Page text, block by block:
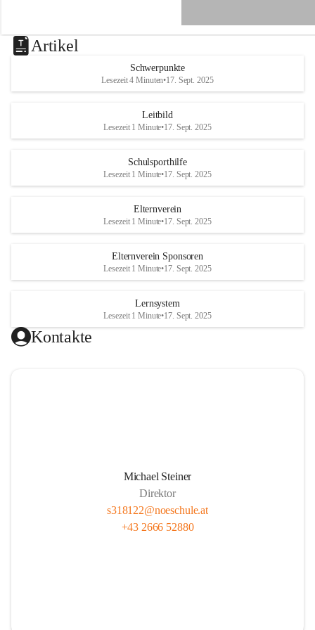
u
a
e
x
Artikel
Schwerpunkte
Lesezeit 4 Minuten•17. Sept. 2025
Leitbild
Lesezeit 1 Minute•17. Sept. 2025
Schulsporthilfe
Lesezeit 1 Minute•17. Sept. 2025
Elternverein
Lesezeit 1 Minute•17. Sept. 2025
Elternverein Sponsoren
Lesezeit 1 Minute•17. Sept. 2025
Lernsystem
Lesezeit 1 Minute•17. Sept. 2025
Kontakte
Michael Steiner
Direktor
s318122@noeschule.at
+43 2666 52880